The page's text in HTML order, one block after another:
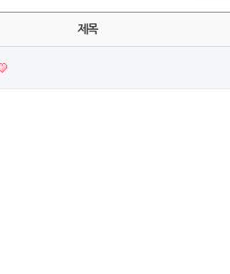
제목